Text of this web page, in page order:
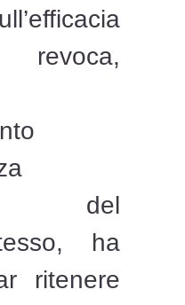
del
ha
ritenere